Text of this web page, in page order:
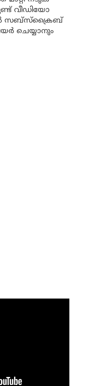
വീഡിയോ
സബ്സ്ക്രൈബ്
ചെയ്യാനും